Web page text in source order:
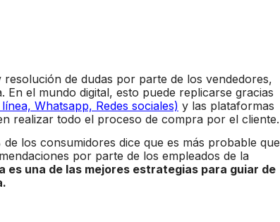
de dudas por parte de los vendedores,
el mundo digital, esto puede replicarse gracias
Whatsapp, Redes sociales) y las plataformas
realizar todo el proceso de compra por el cliente.
los consumidores dice que es más probable que
por parte de los empleados de la
es una de las mejores estrategias para guiar de